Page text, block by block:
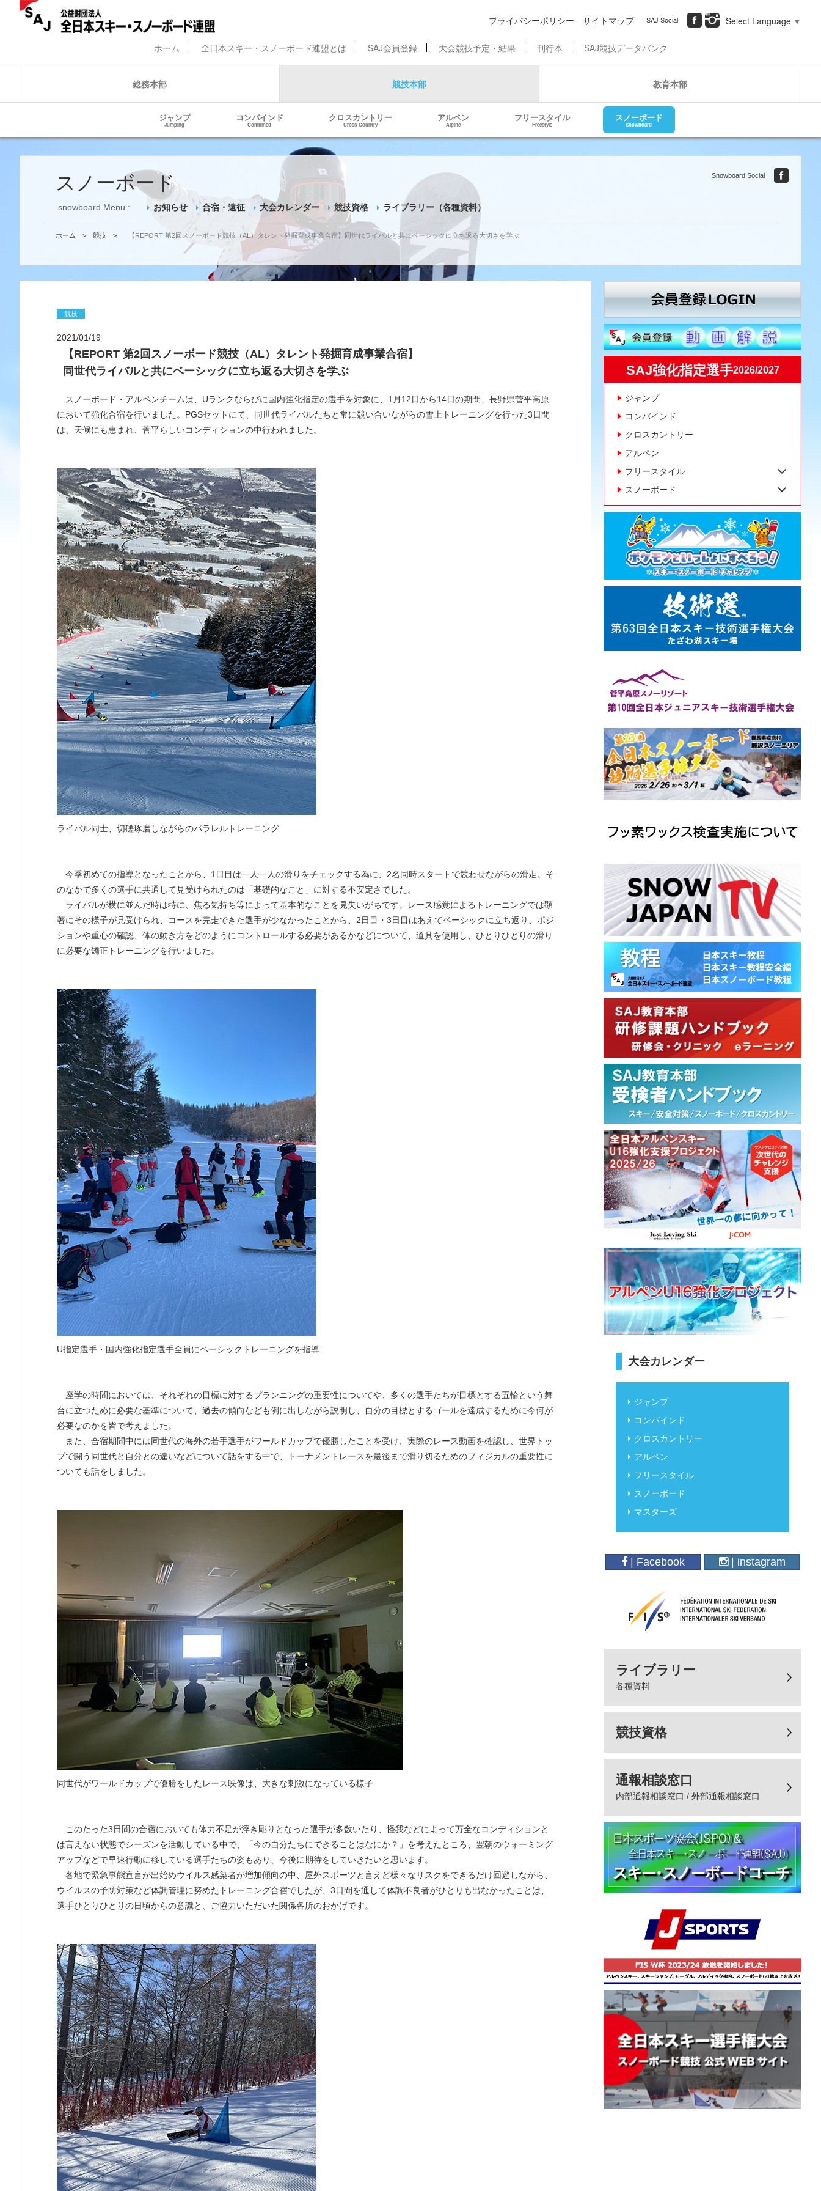
プライバシーポリシー サイトマップ SAJ Social Select Language ▼
ホーム 全日本スキー・スノーボード連盟とは SAJ会員登録 大会競技予定・結果 刊行本 SAJ競技データバンク
総務本部 競技本部 教育本部
ジャンプ
Jumping
コンバインド
Combined
クロスカントリー
Cross-Country
アルペン
Alpine
フリースタイル
Freestyle
スノーボード
Snowboard
スノーボード
snowboard Menu : お知らせ 合宿・遠征 大会カレンダー 競技資格 ライブラリー（各種資料）
Snowboard Social
ホーム > 競技 > 【REPORT 第2回スノーボード競技（AL）タレント発掘育成事業合宿】 同世代ライバルと共にベーシックに立ち返る大切さを学ぶ
競技
2021/01/19
【REPORT 第2回スノーボード競技（AL）タレント発掘育成事業合宿】
同世代ライバルと共にベーシックに立ち返る大切さを学ぶ
スノーボード・アルペンチームは、Uランクならびに国内強化指定の選手を対象に、1月12日から14日の期間、長野県菅平高原
において強化合宿を行いました。PGSセットにて、同世代ライバルたちと常に競い合いながらの雪上トレーニングを行った3日間
は、天候にも恵まれ、菅平らしいコンディションの中行われました。
ライバル同士、切磋琢磨しながらのパラレルトレーニング
今季初めての指導となったことから、1日目は一人一人の滑りをチェックする為に、2名同時スタートで競わせながらの滑走。そ
のなかで多くの選手に共通して見受けられたのは「基礎的なこと」に対する不安定さでした。
ライバルが横に並んだ時は特に、焦る気持ち等によって基本的なことを見失いがちです。レース感覚によるトレーニングでは顕
著にその様子が見受けられ、コースを完走できた選手が少なかったことから、2日目・3日目はあえてベーシックに立ち返り、ポジ
ションや重心の確認、体の動き方をどのようにコントロールする必要があるかなどについて、道具を使用し、ひとりひとりの滑り
に必要な矯正トレーニングを行いました。
U指定選手・国内強化指定選手全員にベーシックトレーニングを指導
座学の時間においては、それぞれの目標に対するプランニングの重要性についてや、多くの選手たちが目標とする五輪という舞
台に立つために必要な基準について、過去の傾向なども例に出しながら説明し、自分の目標とするゴールを達成するために今何が
必要なのかを皆で考えました。
また、合宿期間中には同世代の海外の若手選手がワールドカップで優勝したことを受け、実際のレース動画を確認し、世界トッ
プで闘う同世代と自分との違いなどについて話をする中で、トーナメントレースを最後まで滑り切るためのフィジカルの重要性に
ついても話をしました。
同世代がワールドカップで優勝をしたレース映像は、大きな刺激になっている様子
このたった3日間の合宿においても体力不足が浮き彫りとなった選手が多数いたり、怪我などによって万全なコンディションと
は言えない状態でシーズンを活動している中で、「今の自分たちにできることはなにか？」を考えたところ、翌朝のウォーミング
アップなどで早速行動に移している選手たちの姿もあり、今後に期待をしていきたいと思います。
各地で緊急事態宣言が出始めウイルス感染者が増加傾向の中、屋外スポーツと言えど様々なリスクをできるだけ回避しながら、
ウイルスの予防対策など体調管理に努めたトレーニング合宿でしたが、3日間を通して体調不良者がひとりも出なかったことは、
選手ひとりひとりの日頃からの意識と、ご協力いただいた関係各所のおかげです。
SAJ強化指定選手2026/2027
ジャンプ
コンバインド
クロスカントリー
アルペン
フリースタイル
スノーボード
大会カレンダー
ジャンプ
コンバインド
クロスカントリー
アルペン
フリースタイル
スノーボード
マスターズ
| Facebook | instagram
ライブラリー
各種資料
競技資格
通報相談窓口
内部通報相談窓口 / 外部通報相談窓口